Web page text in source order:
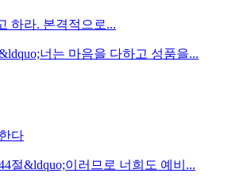
하라. 본격적으로...
너는 마음을 다하고 성품을...
다
절&ldquo;이러므로 너희도 예비...